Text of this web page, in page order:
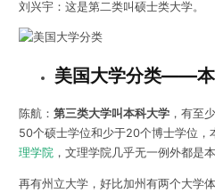
刘兴宇：这是第二类叫硕士类大学。
美国大学分类——
陈航： 第三类大学叫本科大学，有至
50个硕士学位和少于20个博士学位，
理学院，文理学院几乎无一例外都是本
再有州立大学，好比加州有两个大学